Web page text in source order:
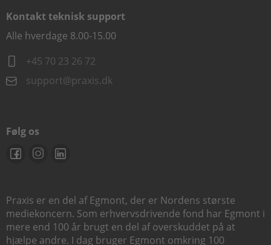
Kontakt teknisk support
Alle hverdage 8.00-15.00
+45 70 23 26 72
support@praxis.dk
Følg os
Praxis er en del af Egmont, der er Nordens største
mediekoncern. Som erhvervsdrivende fond har Egmont i
mere end 100 år brugt en del af overskuddet på at
hjælpe andre. I dag bruger Egmont omkring 100